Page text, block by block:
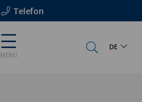
Telefon
MENU
DE